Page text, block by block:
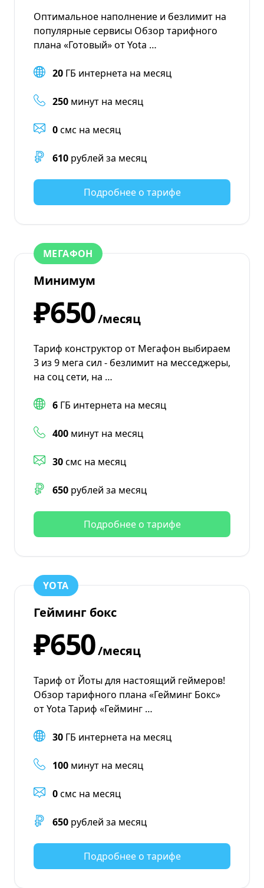
Оптимальное наполнение и безлимит на
популярные сервисы Обзор тарифного
плана «Готовый» от Yota …
20 ГБ интернета на месяц
250 минут на месяц
0смс на месяц
610 рублей за месяц
Подробнее о тарифе
МЕГАФОН
Минимум
₽650/месяц
Тариф конструктор от Мегафон выбираем
3 из 9 мега сил - безлимит на месседжеры,
на соц сети, на …
6 ГБ интернета на месяц
400 минут на месяц
30смс на месяц
650 рублей за месяц
Подробнее о тарифе
YOTA
Гейминг бокс
₽650/месяц
Тариф от Йоты для настоящий геймеров!
Обзор тарифного плана «Гейминг Бокс»
от Yota Тариф «Гейминг …
30 ГБ интернета на месяц
100 минут на месяц
0смс на месяц
650 рублей за месяц
Подробнее о тарифе